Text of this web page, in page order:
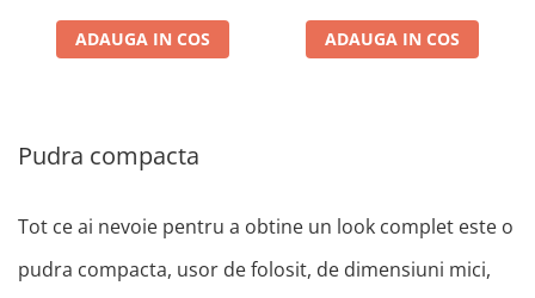
ADAUGA IN COS ADAUGA IN COS
Pudra compacta
Tot ce ai nevoie pentru a obtine un look complet este o
pudra compacta, usor de folosit, de dimensiuni mici,